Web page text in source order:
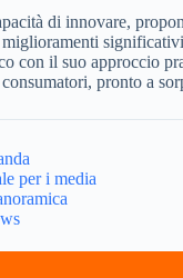
di innovare,
con il suo approccio
pronto a
per i media